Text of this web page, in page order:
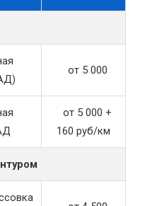
от 5 000
от 5 000 +
160 руб/км